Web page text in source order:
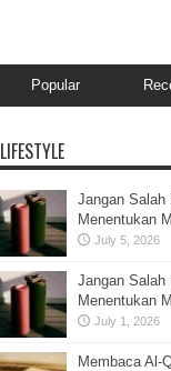
Popular
LIFESTYLE
Jangan Salah
Menentukan
July 5, 2026
Jangan Salah
Menentukan
July 1, 2026
Membaca Al-